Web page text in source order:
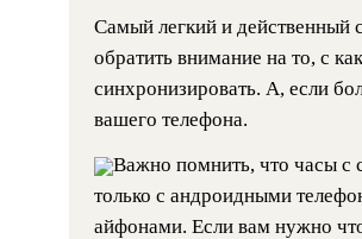
Самый легкий и действенный
обратить внимание на то, с
синхронизировать. А, если
вашего телефона.
Важно помнить, что часы с
только с андроидными
айфонами. Если вам нужно